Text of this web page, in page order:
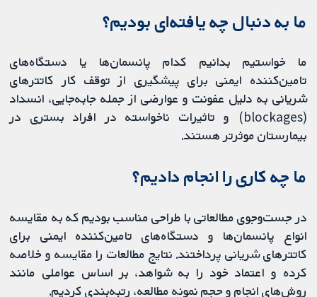
ما به دنبال چه یافته‌ای بودیم؟
ما خواستیم بدانیم کدام پانسمان‌ها یا دستگاه‌های
تامین‌کننده ایمنی برای پیشگیری از توقف کار کاتترهای
شریانی به دلیل عفونت و عوارضی از جمله جابه‌جایی، انسداد
(blockages) و تاثیرات ناخواسته در افراد بستری در
بیمارستان موثرتر هستند.
ما چه کاری را انجام دادیم؟
در جست‌وجوی مطالعاتی با طراحی مناسب بودیم که به مقایسه
انواع پانسمان‌ها و دستگاه‌های تامین‌کننده ایمنی برای
کاتترهای شریانی پرداختند. نتایج مطالعات را مقایسه و خلاصه
کرده و اعتماد خود را به شواهد، بر اساس عواملی مانند
روش‌های انجام و حجم نمونه مطالعه، رتبه‌بندی کردیم.